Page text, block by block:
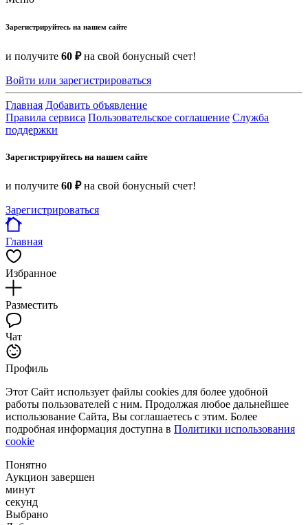
Зарегистрируйтесь на нашем сайте
и получите 60 ₽на свой бонусный счет!
Войти или зарегистрироваться
Главная Добавить объявление
Правила сервиса Пользовательское соглашение Служба
поддержки
Зарегистрируйтесь на нашем сайте
и получите 60 ₽на свой бонусный счет!
Зарегистрироваться
Главная
Избранное
Разместить
Чат
Профиль
Этот Сайт использует файлы cookies для более удобной
работы пользователей с ним. Продолжая любое дальнейшее
использование Сайта, Вы соглашаетесь с этим. Более
подробная информация доступна в Политики использования
cookie
Понятно
Аукцион завершен
минут
секунд
Выбрано